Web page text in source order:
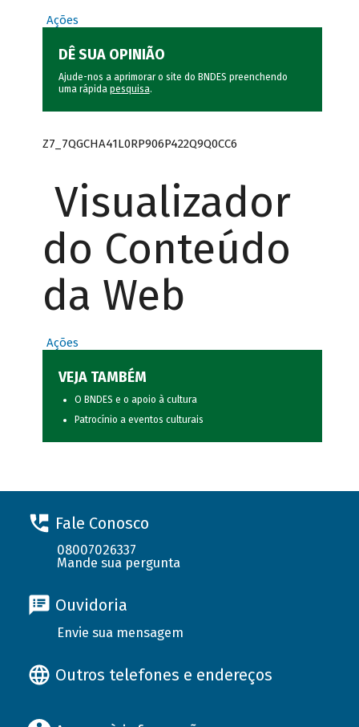
Ações
DÊ SUA OPINIÃO
Ajude-nos a aprimorar o site do BNDES preenchendo
uma rápida pesquisa.
Z7_7QGCHA41L0RP906P422Q9Q0CC6
Visualizador
do Conteúdo
da Web
Ações
VEJA TAMBÉM
O BNDES e o apoio à cultura
Patrocínio a eventos culturais
Fale Conosco
08007026337
Mande sua pergunta
Ouvidoria
Envie sua mensagem
Outros telefones e endereços